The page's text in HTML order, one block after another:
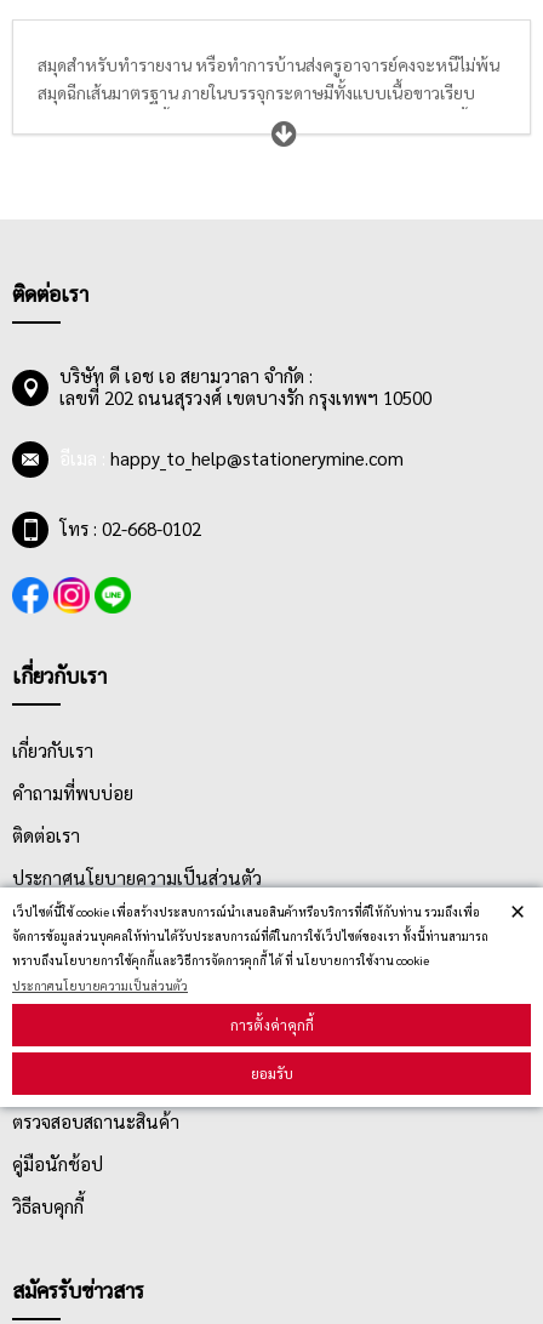
เว็ปไซต์นี้ใช้ cookie เพื่อสร้างประสบการณ์นำเสนอสินค้าหรือบริการที่ดีให้กับท่าน รวมถึงเพื่อ
จัดการข้อมูลส่วนบุคคลให้ท่านได้รับประสบการณ์ที่ดีในการใช้เว็ปไซต์ของเรา ทั้งนี้ท่านสามารถ
ทราบถึงนโยบายการใช้คุกกี้และวิธีการจัดการคุกกี้ ได้ ที่ นโยบายการใช้งาน cookie
ประกาศนโยบายความเป็นส่วนตัว
การตั้งค่าคุกกี้
ยอมรับ
×
สมุดสำหรับทำรายงาน หรือทำการบ้านส่งครูอาจารย์คงจะหนีไม่พ้น
สมุดฉีกเส้นมาตรฐาน ภายในบรรจุกระดาษมีทั้งแบบเนื้อขาวเรียบ
ธรรมดาและแบบเนื้อกระดาษ True Write ช่วยถนอมสายตา มีทั้ง
ขนาด A4, A5 และ A6 มีทั้งแบบ 50 แกรม, 60 แกรม, 70 แกรม และ
หรือคุณครู กลุ่มผู้ซื้อสมุดฉีกเส้นมาตรฐานส่วนใหญ่จึงเป็น กลุ่ม
นักเรียน นักศึกษา สามารถซื้อใช้ได้เรื่อยๆ
สมุดฉีกเส้นมาตรฐานมีลายเส้นมาตรฐาน 8 มม. และมีจำนวนแผ่น
ตั้งแต่ 25 แผ่น, 30 แผ่น, 40 แผ่น, 50 แผ่น, 70 แผ่น และ 100 แผ่น มี
การเข้าเล่มแบบ MIKRO NED สามารถฉีกได้ง่าย หน้าปกทำมาจาก
ลวดลายสดใส น่าซื้อ
ติดต่อเรา
บริษัท ดี เอช เอ สยามวาลา จำกัด :
เลขที่ 202 ถนนสุรวงศ์ เขตบางรัก กรุงเทพฯ 10500
happy_to_help@stationerymine.com
โทร : 02-668-0102
เกี่ยวกับเรา
เกี่ยวกับเรา
คำถามที่พบบ่อย
ติดต่อเรา
ประกาศนโยบายความเป็นส่วนตัว
นโยบายการจัดส่ง
นโยบายการเปลี่ยน/คืน สินค้า
บริการลูกค้า
ตรวจสอบสถานะสินค้า
คู่มือนักช้อป
วิธีลบคุกกี้
สมัครรับข่าวสาร